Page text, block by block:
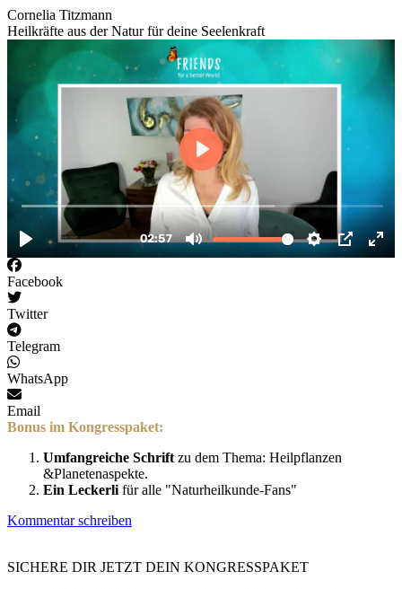
Cornelia Titzmann
Heilkräfte aus der Natur für deine Seelenkraft
Facebook
Twitter
Telegram
WhatsApp
Email
Bonus im Kongresspaket:
Umfangreiche Schrift zu dem Thema: Heilpflanzen
&Planetenaspekte.
Ein Leckerli für alle "Naturheilkunde-Fans"
Kommentar schreiben
SICHERE DIR JETZT DEIN KONGRESSPAKET​